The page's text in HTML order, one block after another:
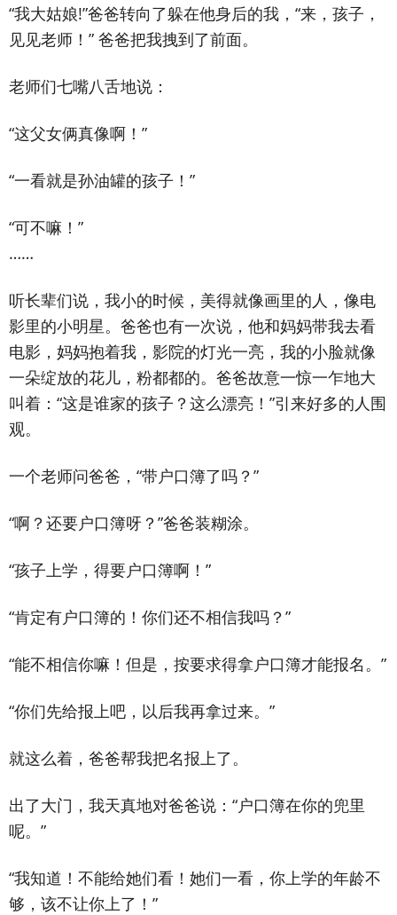
“我大姑娘!”爸爸转向了躲在他身后的我，“来，孩子，
见见老师！” 爸爸把我拽到了前面。
老师们七嘴八舌地说：
“这父女俩真像啊！”
“一看就是孙油罐的孩子！”
“可不嘛！”
……
听长辈们说，我小的时候，美得就像画里的人，像电
影里的小明星。爸爸也有一次说，他和妈妈带我去看
电影，妈妈抱着我，影院的灯光一亮，我的小脸就像
一朵绽放的花儿，粉都都的。爸爸故意一惊一乍地大
叫着：“这是谁家的孩子？这么漂亮！”引来好多的人围
观。
一个老师问爸爸，“带户口簿了吗？”
“啊？还要户口簿呀？”爸爸装糊涂。
“孩子上学，得要户口簿啊！”
“肯定有户口簿的！你们还不相信我吗？”
“能不相信你嘛！但是，按要求得拿户口簿才能报名。”
“你们先给报上吧，以后我再拿过来。”
就这么着，爸爸帮我把名报上了。
出了大门，我天真地对爸爸说：“户口簿在你的兜里
呢。”
“我知道！不能给她们看！她们一看，你上学的年龄不
够，该不让你上了！”